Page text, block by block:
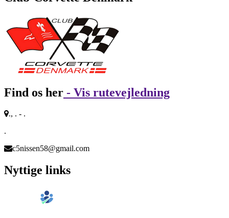
Find os her - Vis rutevejledning
., . - .
.
c5nissen58@gmail.com
Nyttige links